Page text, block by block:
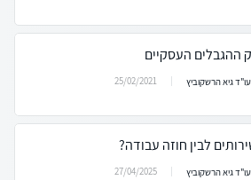
ההגבלים העסקיים
עו"ד גיא הרשקוביץ 25/02/2021
לבין חוזה עבודה?
עו"ד גיא הרשקוביץ 27/04/2025